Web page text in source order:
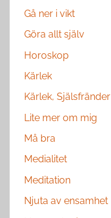
Gå ner i vikt
Göra allt själv
Horoskop
Kärlek
Kärlek, Själsfränder
Lite mer om mig
Må bra
Medialitet
Meditation
Njuta av ensamhet